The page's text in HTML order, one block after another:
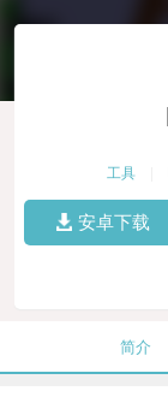
工具
安卓下载
简介